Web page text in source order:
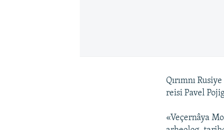
Qırımnı
reisi Pavel
«Veçernâya